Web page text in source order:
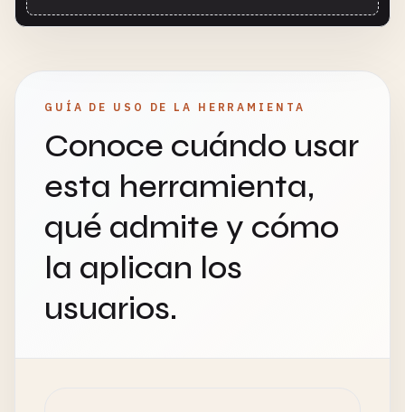
GUÍA DE USO DE LA HERRAMIENTA
Conoce cuándo usar
esta herramienta,
qué admite y cómo
la aplican los
usuarios.